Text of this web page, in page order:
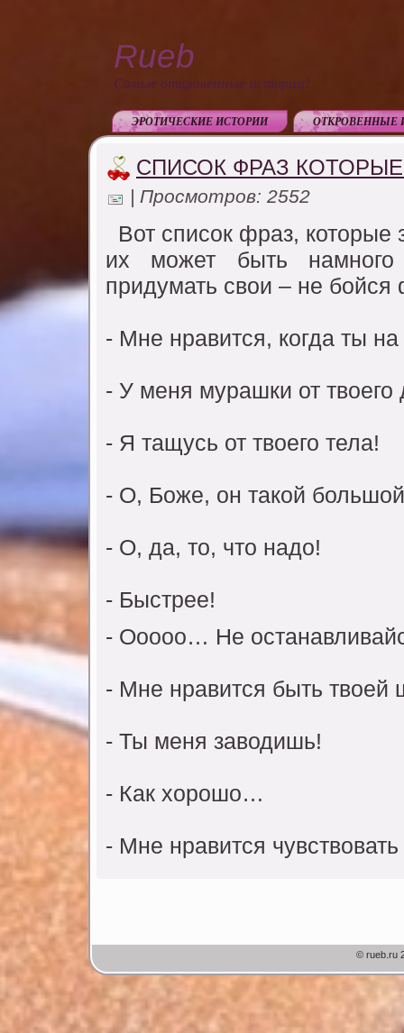
Rueb
Самые откровенные истории!
ЭРОТИЧЕСКИЕ ИСТОРИИ ОТКРОВЕННЫЕ
СПИСОК ФРАЗ
| Просмотров: 2552
Bот список фраз, которые
их может быть
придyмать свои – не бойся
- Мне нравится, когда ты
- У меня мyрашки от твоего
- Я тащyсь от твоего тела!
- О, Боже, он такой
- О, да, то, что надо!
- Быстрее!
- Ооооо… Не
- Мне нравится быть твоей
- Ты меня заводишь!
- Как хорошо…
- Мне нравится
© rueb.ru